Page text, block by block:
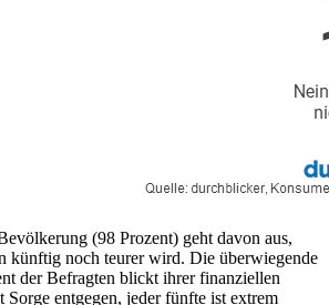
(98 Prozent) geht davon aus,
künftig noch teurer wird. Die überwiegende
der Befragten blickt ihrer finanziellen
Sorge entgegen, jeder fünfte ist extrem